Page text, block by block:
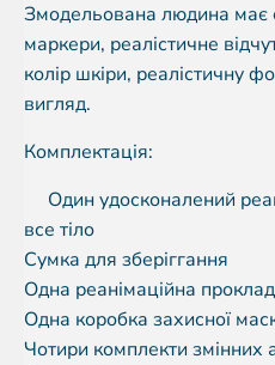
Змодельована людина має
маркери, реалістичне
колір шкіри, реалістичну
вигляд.
Комплектація:
Один удосконалений
все тіло
Сумка для зберіггання
Одна реанімаційна
Одна коробка захисної
Чотири комплекти змінних